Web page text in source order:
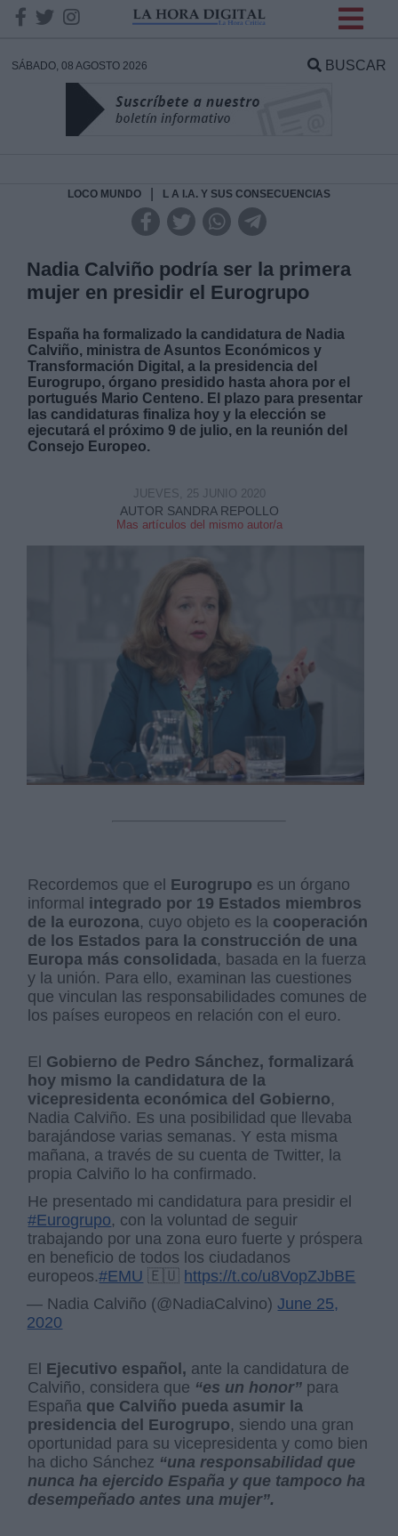
SÁBADO, 08 AGOSTO 2026 BUSCAR
LOCO MUNDO L A I.A. Y SUS CONSECUENCIAS
Nadia Calviño podría ser la primera
mujer en presidir el Eurogrupo
España ha formalizado la candidatura de Nadia
Calviño, ministra de Asuntos Económicos y
Transformación Digital, a la presidencia del
Eurogrupo, órgano presidido hasta ahora por el
portugués Mario Centeno. El plazo para presentar
las candidaturas finaliza hoy y la elección se
ejecutará el próximo 9 de julio, en la reunión del
Consejo Europeo.
AUTOR SANDRA REPOLLO
Mas artículos del mismo autor/a
JUEVES, 25 JUNIO 2020
Recordemos que el Eurogrupo es un órgano
informal integrado por 19 Estados miembros
de la eurozona, cuyo objeto es la cooperación
de los Estados para la construcción de una
Europa más consolidada, basada en la fuerza
y la unión. Para ello, examinan las cuestiones
que vinculan las responsabilidades comunes de
los países europeos en relación con el euro.
El Gobierno de Pedro Sánchez, formalizará
hoy mismo la candidatura de la
vicepresidenta económica del Gobierno,
Nadia Calviño. Es una posibilidad que llevaba
barajándose varias semanas. Y esta misma
mañana, a través de su cuenta de Twitter, la
propia Calviño lo ha confirmado.
He presentado mi candidatura para presidir el
#Eurogrupo, con la voluntad de seguir
trabajando por una zona euro fuerte y próspera
en beneficio de todos los ciudadanos
europeos.#EMU 🇪🇺 https://t.co/u8VopZJbBE
— Nadia Calviño (@NadiaCalvino)June 25,
2020
El Ejecutivo español, ante la candidatura de
Calviño, considera que “es un honor” para
España que Calviño pueda asumir la
presidencia del Eurogrupo, siendo una gran
oportunidad para su vicepresidenta y como bien
ha dicho Sánchez “una responsabilidad que
nunca ha ejercido España y que tampoco ha
desempeñado antes una mujer”.
DATOS
Responsable:
Destinatarios: